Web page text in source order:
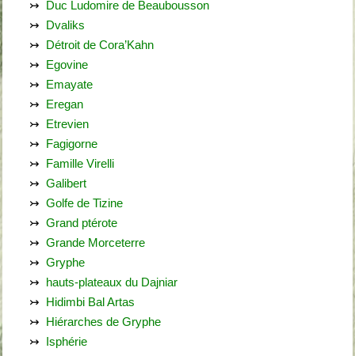
Duc Ludomire de Beaubousson
Dvaliks
Détroit de Cora’Kahn
Egovine
Emayate
Eregan
Etrevien
Fagigorne
Famille Virelli
Galibert
Golfe de Tizine
Grand ptérote
Grande Morceterre
Gryphe
hauts-plateaux du Dajniar
Hidimbi Bal Artas
Hiérarches de Gryphe
Isphérie